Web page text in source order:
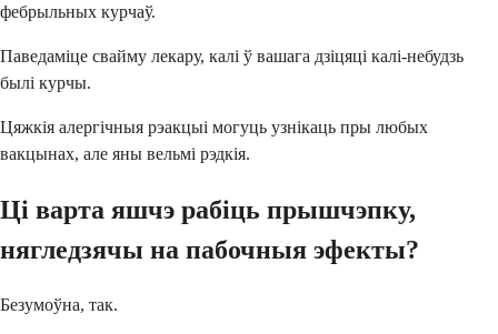
фебрыльных курчаў.
Паведаміце свайму лекару, калі ў вашага дзіцяці калі-небудзь
былі курчы.
Цяжкія алергічныя рэакцыі могуць узнікаць пры любых
вакцынах, але яны вельмі рэдкія.
Ці варта яшчэ рабіць прышчэпку,
нягледзячы на ​​пабочныя эфекты?
Безумоўна, так.